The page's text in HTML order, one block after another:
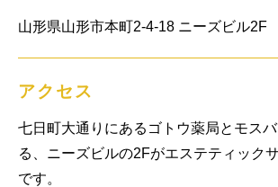
山形県山形市本町2-4-18 ニーズビル2F
アクセス
七日町大通りにあるゴトウ薬局とモス
る、ニーズビルの2Fがエステティック
です。